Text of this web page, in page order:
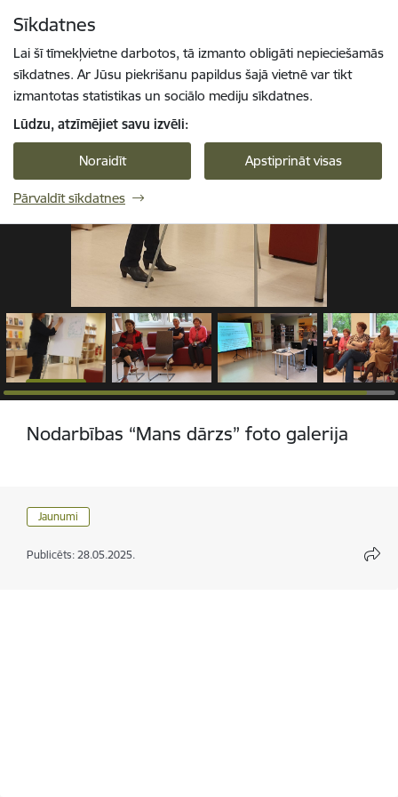
Sīkdatnes
Lai šī tīmekļvietne darbotos, tā izmanto obligāti nepieciešamās
sīkdatnes. Ar Jūsu piekrišanu papildus šajā vietnē var tikt
izmantotas statistikas un sociālo mediju sīkdatnes.
Lūdzu, atzīmējiet savu izvēli:
Noraidīt Apstiprināt visas
Pārvaldīt sīkdatnes
1 / 4
Nodarbības “Mans dārzs” foto galerija
Jaunumi
Publicēts: 28.05.2025.